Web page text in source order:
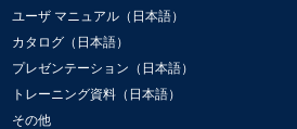
ユーザ マニュアル（日本語）
カタログ（日本語）
プレゼンテーション（日本語）
トレーニング資料（日本語）
その他